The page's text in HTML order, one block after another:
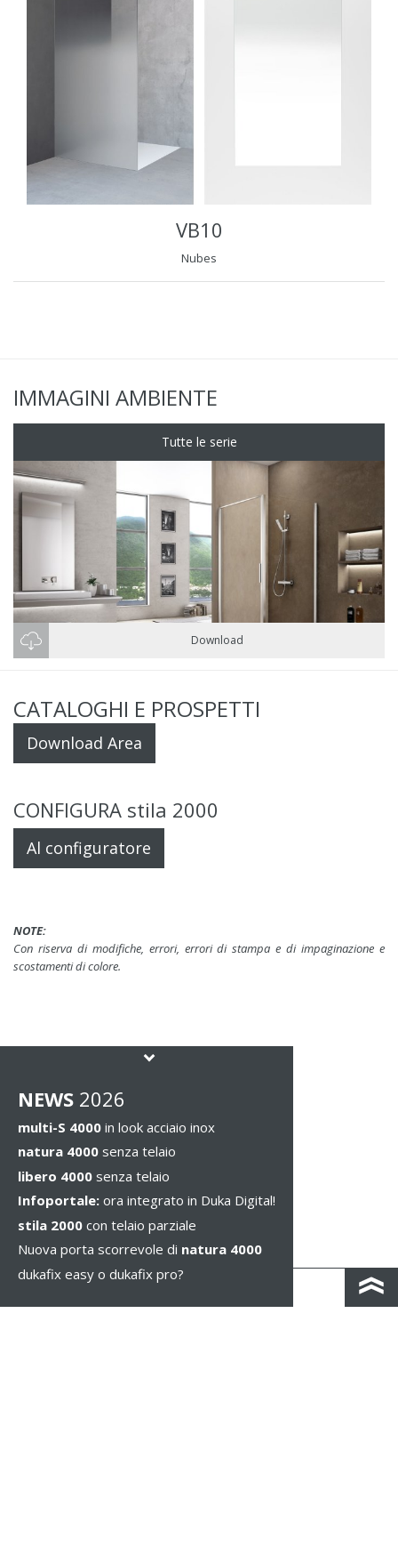
VB10
Nubes
IMMAGINI AMBIENTE
Tutte le serie
Download
CATALOGHI E PROSPETTI
Download Area
CONFIGURA stila 2000
Al configuratore
NOTE:
Con riserva di modifiche, errori, errori di stampa e di impaginazione e
scostamenti di colore.
NEWS 2026
multi-S 4000 in look acciaio inox
natura 4000 senza telaio
libero 4000 senza telaio
Infoportale: ora integrato in Duka Digital!
stila 2000 con telaio parziale
Nuova porta scorrevole di natura 4000
dukafix easy o dukafix pro?